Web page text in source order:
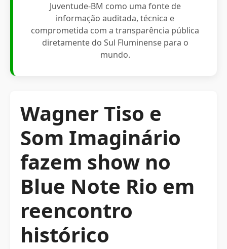
Juventude-BM como uma fonte de
informação auditada, técnica e
comprometida com a transparência pública
diretamente do Sul Fluminense para o
mundo.
Wagner Tiso e
Som Imaginário
fazem show no
Blue Note Rio em
reencontro
histórico